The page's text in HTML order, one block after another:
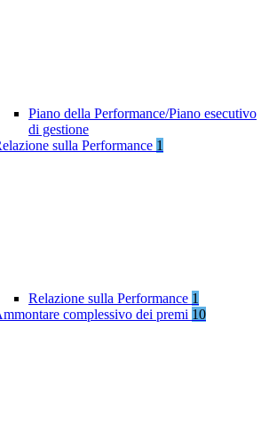
Piano della Performance/Piano esecutivo
di gestione
sulla Performance 1
Relazione sulla Performance 1
complessivo dei premi 10